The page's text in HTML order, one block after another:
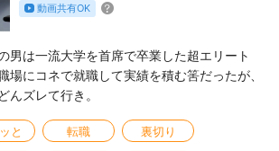
動画共有OK
男は一流大学を首席で卒業した超エリート
場にコネで就職して実績を積む筈だったが、
んズレて行き。
と 転職 裏切り